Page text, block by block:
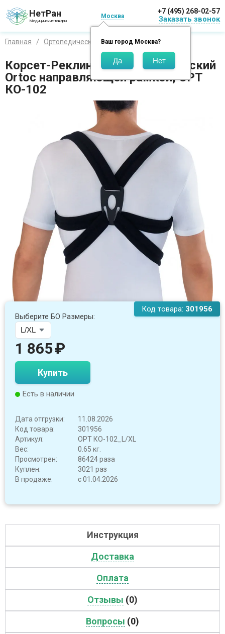
НетРан
Медицинские товары
Москва
Ваш город Москва?
+7 (495) 268-02-57
Заказать звонок
Главная Ортопедические изделия Орто
Корсет-Реклинатор ортопедический
Ortoс направляющей рамкой, OPT
КО-102
Код товара: 301956
Выберите БО Размеры:
1 865₽
Купить
Есть в наличии
Дата отгрузки:
11.08.2026
Код товара:
301956
Артикул:
OPT КО-102_L/XL
Вес:
0.65 кг.
Просмотрен:
86424 раза
Куплен:
3021 раз
В продаже:
с 01.04.2026
Инструкция
Доставка
Оплата
Отзывы (0)
Вопросы (0)